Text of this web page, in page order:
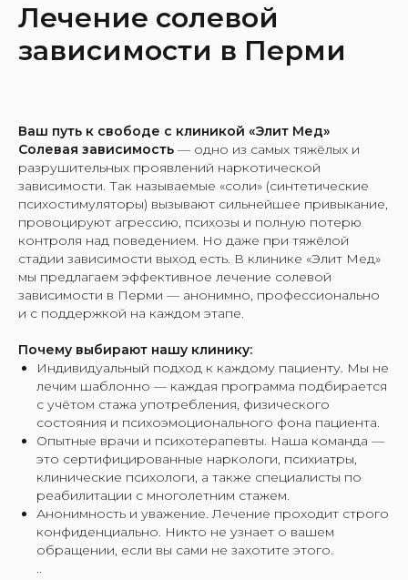
Лечение солевой
зависимости в Перми
Ваш путь к свободе с клиникой «Элит Мед»
Солевая зависимость — одно из самых тяжёлых и
разрушительных проявлений наркотической
зависимости. Так называемые «соли» (синтетические
психостимуляторы) вызывают сильнейшее привыкание,
провоцируют агрессию, психозы и полную потерю
контроля над поведением. Но даже при тяжёлой
стадии зависимости выход есть. В клинике «Элит Мед»
мы предлагаем эффективное лечение солевой
зависимости в Перми — анонимно, профессионально
и с поддержкой на каждом этапе.
Почему выбирают нашу клинику:
Индивидуальный подход к каждому пациенту. Мы не
лечим шаблонно — каждая программа подбирается
с учётом стажа употребления, физического
состояния и психоэмоционального фона пациента.
Опытные врачи и психотерапевты. Наша команда —
это сертифицированные наркологи, психиатры,
клинические психологи, а также специалисты по
реабилитации с многолетним стажем.
Анонимность и уважение. Лечение проходит строго
конфиденциально. Никто не узнает о вашем
обращении, если вы сами не захотите этого.
..